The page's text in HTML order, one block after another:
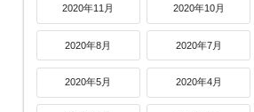
2020年11月 2020年10月
2020年8月 2020年7月
2020年5月 2020年4月